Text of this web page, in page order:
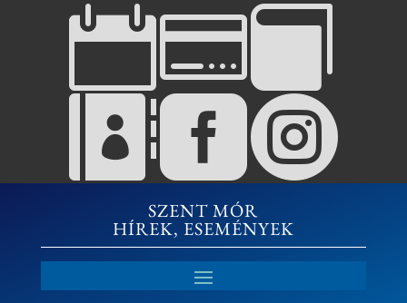


SZENT MÓR
HÍREK, ESEMÉNYEK